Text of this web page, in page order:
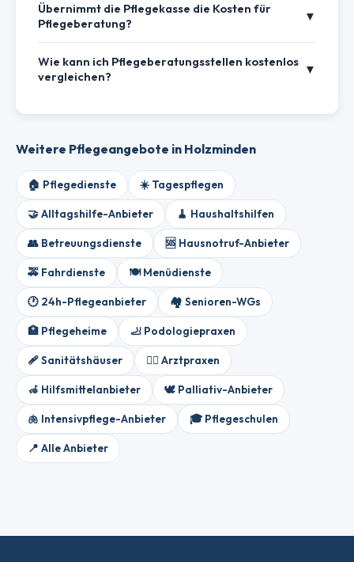
Übernimmt die Pflegekasse die Kosten für
Pflegeberatung?
▼
Wie kann ich Pflegeberatungsstellen kostenlos
vergleichen?
▼
Weitere Pflegeangebote in Holzminden
🏠 Pflegedienste ☀️ Tagespflegen
🤝 Alltagshilfe-Anbieter 🧹 Haushaltshilfen
👥 Betreuungsdienste 🆘 Hausnotruf-Anbieter
🚕 Fahrdienste 🍽️ Menüdienste
🕐 24h-Pflegeanbieter 🏘️ Senioren-WGs
🏥 Pflegeheime 🦶 Podologiepraxen
🩹 Sanitätshäuser 👨‍⚕️ Arztpraxen
🦽 Hilfsmittelanbieter 🕊️ Palliativ-Anbieter
🫁 Intensivpflege-Anbieter 🎓 Pflegeschulen
📍 Alle Anbieter